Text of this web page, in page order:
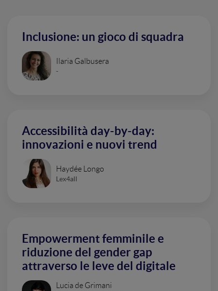
Inclusione: un gioco di squadra
Ilaria Galbusera
-
Accessibilità day-by-day:
innovazioni e nuovi trend
Haydée Longo
Lex4all
Empowerment femminile e
riduzione del gender gap
attraverso le leve del digitale
Lucia de Grimani